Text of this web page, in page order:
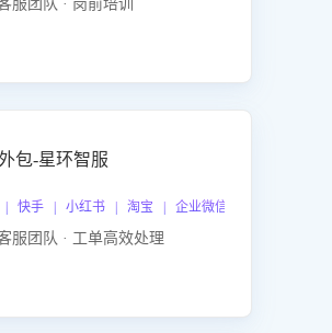
服团队 · 岗前培训
包-星环智服
快手 | 小红书 | 淘宝 | 企业微信
服团队 · 工单高效处理